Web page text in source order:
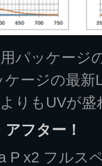
パッケージ
ージの最
りもUVが盛
フター！
P x2 フルス